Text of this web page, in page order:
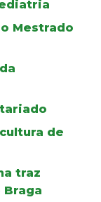
Mestrado
de
traz
Braga